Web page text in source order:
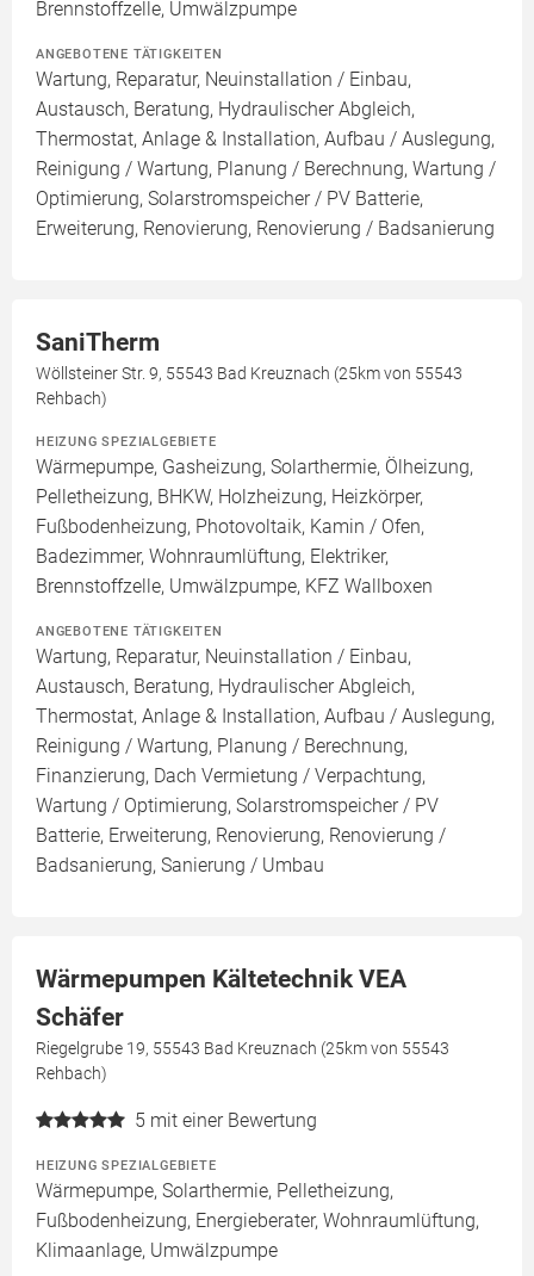
Brennstoffzelle, Umwälzpumpe
ANGEBOTENE TÄTIGKEITEN
Wartung, Reparatur, Neuinstallation / Einbau,
Austausch, Beratung, Hydraulischer Abgleich,
Thermostat, Anlage & Installation, Aufbau / Auslegung,
Reinigung / Wartung, Planung / Berechnung, Wartung /
Optimierung, Solarstromspeicher / PV Batterie,
Erweiterung, Renovierung, Renovierung / Badsanierung
SaniTherm
Wöllsteiner Str. 9, 55543 Bad Kreuznach (25km von 55543
Rehbach)
HEIZUNG SPEZIALGEBIETE
Wärmepumpe, Gasheizung, Solarthermie, Ölheizung,
Pelletheizung, BHKW, Holzheizung, Heizkörper,
Fußbodenheizung, Photovoltaik, Kamin / Ofen,
Badezimmer, Wohnraumlüftung, Elektriker,
Brennstoffzelle, Umwälzpumpe, KFZ Wallboxen
ANGEBOTENE TÄTIGKEITEN
Wartung, Reparatur, Neuinstallation / Einbau,
Austausch, Beratung, Hydraulischer Abgleich,
Thermostat, Anlage & Installation, Aufbau / Auslegung,
Reinigung / Wartung, Planung / Berechnung,
Finanzierung, Dach Vermietung / Verpachtung,
Wartung / Optimierung, Solarstromspeicher / PV
Batterie, Erweiterung, Renovierung, Renovierung /
Badsanierung, Sanierung / Umbau
Wärmepumpen Kältetechnik VEA
Schäfer
Riegelgrube 19, 55543 Bad Kreuznach (25km von 55543
Rehbach)
5 mit einer Bewertung
HEIZUNG SPEZIALGEBIETE
Wärmepumpe, Solarthermie, Pelletheizung,
Fußbodenheizung, Energieberater, Wohnraumlüftung,
Klimaanlage, Umwälzpumpe